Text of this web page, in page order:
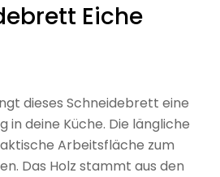
Eiche
dieses Schneidebrett eine
in deine Küche. Die längliche
Arbeitsfläche zum
Das Holz stammt aus den